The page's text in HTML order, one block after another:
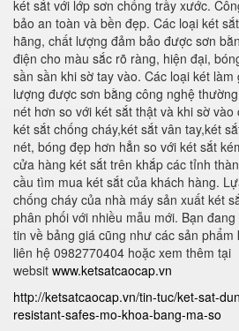
két sắt với lớp sơn chống trầy xước.
bảo an toàn và bền đẹp. Các loại két
hãng, chất lượng đảm bảo được sơn
điện cho màu sắc rõ ràng, hiện đại,
sần sần khi sờ tay vào. Các loại két
lượng được sơn bằng công nghệ
nét hơn so với két sắt thật và khi sờ
két sắt chống cháy,két sắt vân tay,két
nét, bóng đẹp hơn hẳn so với két sắt
cửa hàng két sắt trên khắp các tỉnh
cầu tìm mua két sắt của khách hàng.
chống cháy của nhà máy sản xuất két
phân phối với nhiều mẫu mới. Bạn
tin về bảng giá cũng như các sản phẩm
liên hệ 0982770404 hoặc xem thêm tại
websit www.ketsatcaocap.vn
http://ketsatcaocap.vn/tin-tuc/ket-sat-
resistant-safes-mo-khoa-bang-ma-so